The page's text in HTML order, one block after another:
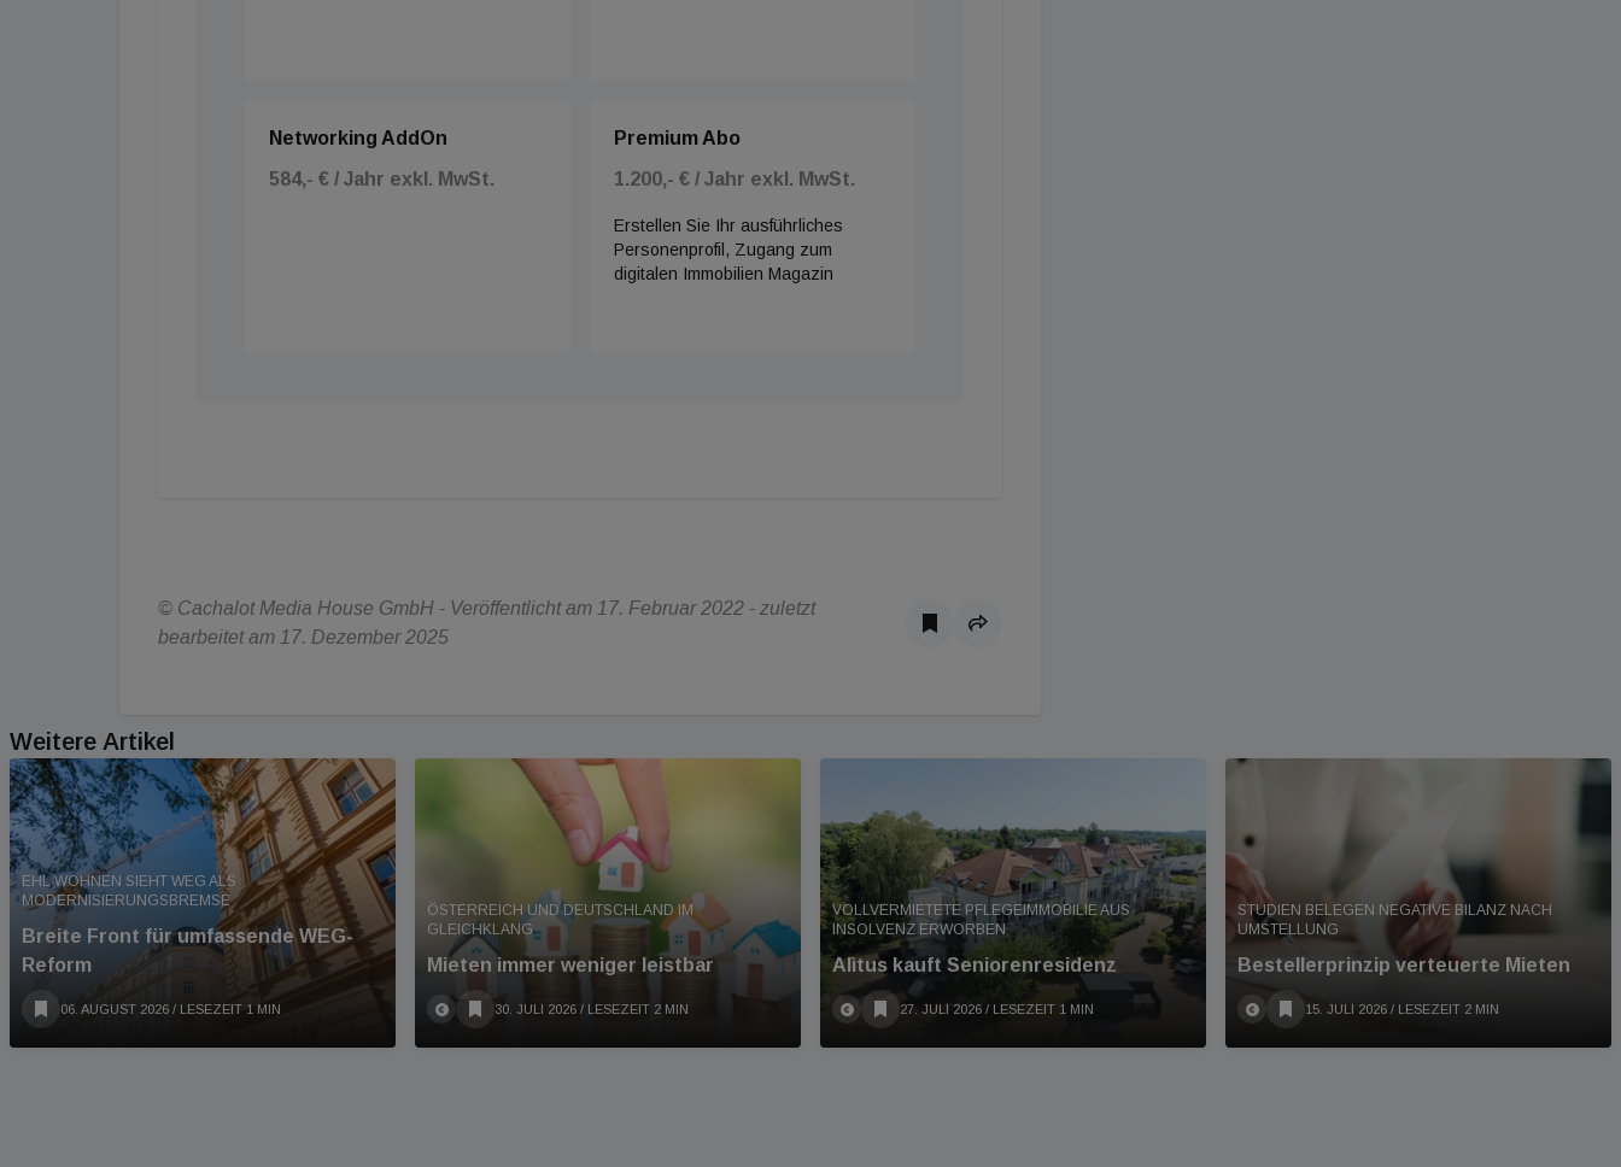
Networking AddOn
584,- € / Jahr exkl. MwSt.
Premium Abo
1.200,- € / Jahr exkl. MwSt.
Erstellen Sie Ihr ausführliches
Personenprofil, Zugang zum
digitalen Immobilien Magazin
© Cachalot Media House GmbH - Veröffentlicht am 17. Februar 2022 - zuletzt
bearbeitet am 17. Dezember 2025
Weitere Artikel
EHL WOHNEN SIEHT WEG ALS
MODERNISIERUNGSBREMSE
Breite Front für umfassende WEG-
Reform
06. AUGUST 2026 / LESEZEIT 1 MIN
ÖSTERREICH UND DEUTSCHLAND IM
GLEICHKLANG
Mieten immer weniger leistbar
30. JULI 2026 / LESEZEIT 2 MIN
VOLLVERMIETETE PFLEGEIMMOBILIE AUS
INSOLVENZ ERWORBEN
Alìtus kauft Seniorenresidenz
27. JULI 2026 / LESEZEIT 1 MIN
STUDIEN BELEGEN NEGATIVE BILANZ NACH
UMSTELLUNG
Bestellerprinzip verteuerte Mieten
15. JULI 2026 / LESEZEIT 2 MIN